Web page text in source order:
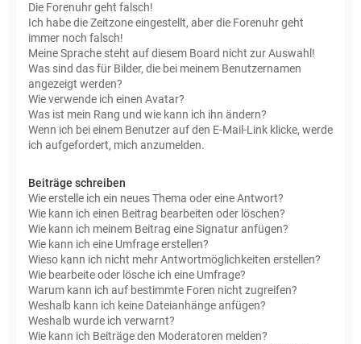
Die Forenuhr geht falsch!
Ich habe die Zeitzone eingestellt, aber die Forenuhr geht
immer noch falsch!
Meine Sprache steht auf diesem Board nicht zur Auswahl!
Was sind das für Bilder, die bei meinem Benutzernamen
angezeigt werden?
Wie verwende ich einen Avatar?
Was ist mein Rang und wie kann ich ihn ändern?
Wenn ich bei einem Benutzer auf den E-Mail-Link klicke, werde
ich aufgefordert, mich anzumelden.
Beiträge schreiben
Wie erstelle ich ein neues Thema oder eine Antwort?
Wie kann ich einen Beitrag bearbeiten oder löschen?
Wie kann ich meinem Beitrag eine Signatur anfügen?
Wie kann ich eine Umfrage erstellen?
Wieso kann ich nicht mehr Antwortmöglichkeiten erstellen?
Wie bearbeite oder lösche ich eine Umfrage?
Warum kann ich auf bestimmte Foren nicht zugreifen?
Weshalb kann ich keine Dateianhänge anfügen?
Weshalb wurde ich verwarnt?
Wie kann ich Beiträge den Moderatoren melden?